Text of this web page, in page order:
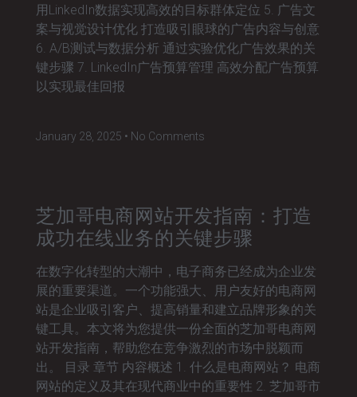
用LinkedIn数据实现高效的目标群体定位 5. 广告文
案与视觉设计优化 打造吸引眼球的广告内容与创意
6. A/B测试与数据分析 通过实验优化广告效果的关
键步骤 7. LinkedIn广告预算管理 高效分配广告预算
以实现最佳回报
January 28, 2025 No Comments
芝加哥电商网站开发指南：打造
成功在线业务的关键步骤
在数字化转型的大潮中，电子商务已经成为企业发
展的重要渠道。一个功能强大、用户友好的电商网
站是企业吸引客户、提高销量和建立品牌形象的关
键工具。本文将为您提供一份全面的芝加哥电商网
站开发指南，帮助您在竞争激烈的市场中脱颖而
出。 目录 章节 内容概述 1. 什么是电商网站？ 电商
网站的定义及其在现代商业中的重要性 2. 芝加哥市